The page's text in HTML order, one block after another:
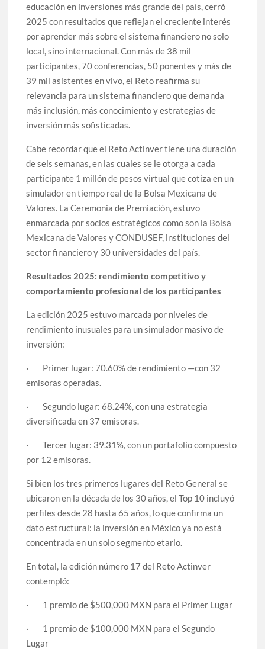
educación en inversiones más grande del país, cerró
2025 con resultados que reflejan el creciente interés
por aprender más sobre el sistema financiero no solo
local, sino internacional. Con más de 38 mil
participantes, 70 conferencias, 50 ponentes y más de
39 mil asistentes en vivo, el Reto reafirma su
relevancia para un sistema financiero que demanda
más inclusión, más conocimiento y estrategias de
inversión más sofisticadas.
Cabe recordar que el Reto Actinver tiene una duración
de seis semanas, en las cuales se le otorga a cada
participante 1 millón de pesos virtual que cotiza en un
simulador en tiempo real de la Bolsa Mexicana de
Valores. La Ceremonia de Premiación, estuvo
enmarcada por socios estratégicos como son la Bolsa
Mexicana de Valores y CONDUSEF, instituciones del
sector financiero y 30 universidades del país.
Resultados 2025: rendimiento competitivo y
comportamiento profesional de los participantes
La edición 2025 estuvo marcada por niveles de
rendimiento inusuales para un simulador masivo de
inversión:
· Primer lugar: 70.60% de rendimiento —con 32
emisoras operadas.
· Segundo lugar: 68.24%, con una estrategia
diversificada en 37 emisoras.
· Tercer lugar: 39.31%, con un portafolio compuesto
por 12 emisoras.
Si bien los tres primeros lugares del Reto General se
ubicaron en la década de los 30 años, el Top 10 incluyó
perfiles desde 28 hasta 65 años, lo que confirma un
dato estructural: la inversión en México ya no está
concentrada en un solo segmento etario.
En total, la edición número 17 del Reto Actinver
contempló:
· 1 premio de $500,000 MXN para el Primer Lugar
· 1 premio de $100,000 MXN para el Segundo
Lugar